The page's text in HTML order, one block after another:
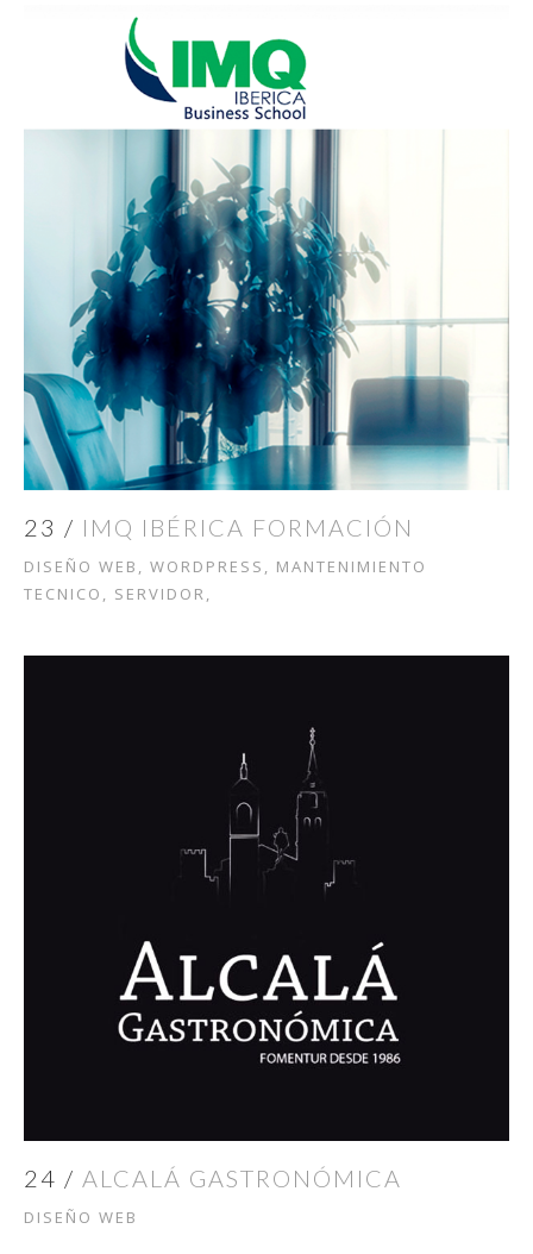
23 / IMQ IBÉRICA FORMACIÓN
DISEÑO WEB, WORDPRESS, MANTENIMIENTO
TECNICO, SERVIDOR,
24 / ALCALÁ GASTRONÓMICA
DISEÑO WEB